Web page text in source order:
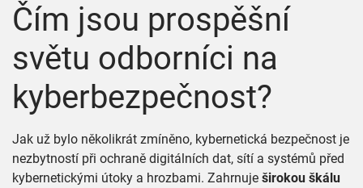
Čím jsou prospěšní
světu odborníci na
kyberbezpečnost?
Jak už bylo několikrát zmíněno, kybernetická bezpečnost je
nezbytností při ochraně digitálních dat, sítí a systémů před
kybernetickými útoky a hrozbami. Zahrnuje širokou škálu